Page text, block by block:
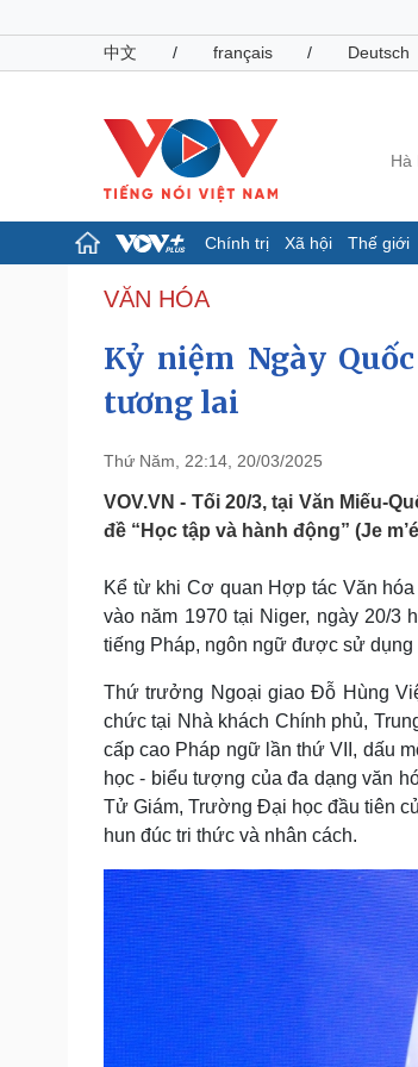
中文
/ français / Deutsch
Hà
Chính trị Xã hội Thế giới
Chính trị
Tổ chức nhân sự
Quốc hội
Nhận diện sự thật
Dự báo
Giáo dục
Pháp luật
Vụ án
Tin nóng
Quân sự
Vũ khí
Việt Nam
Dinh dưỡng - món ngon
Cây thuốc
Sản phụ khoa
Nhi khoa
Nam khoa
Làm đẹp - giảm cân
Phòng mạch online
Ăn sạch sống khỏe
Nhà đẹp
Blog
Tình
Cải chính
VĂN HÓA
Kỷ niệm Ngày
tương lai
Thứ Năm, 22:14, 20/03/2025
VOV.VN - Tối 20/3, tại Văn Miếu-
đề “Học tập và hành động” (Je
Kể từ khi Cơ quan Hợp tác Văn
vào năm 1970 tại Niger, ngày 20/3
tiếng Pháp, ngôn ngữ được sử
Thứ trưởng Ngoại giao Đỗ Hùng
chức tại Nhà khách Chính phủ,
cấp cao Pháp ngữ lần thứ VII, dấu
học - biểu tượng của đa dạng văn
Tử Giám, Trường Đại học đầu tiên
hun đúc tri thức và nhân cách.